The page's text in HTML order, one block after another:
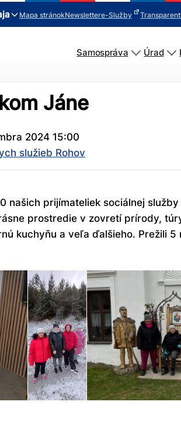
Mapa stránokNewslettere-Služby
Samospráva Úrad
Jáne
2024 15:00
služieb Rohov
našich prijímateliek sociálnej
prostredie v zovretí prírody,
kuchyňu a veľa ďalšieho. Prežili 5